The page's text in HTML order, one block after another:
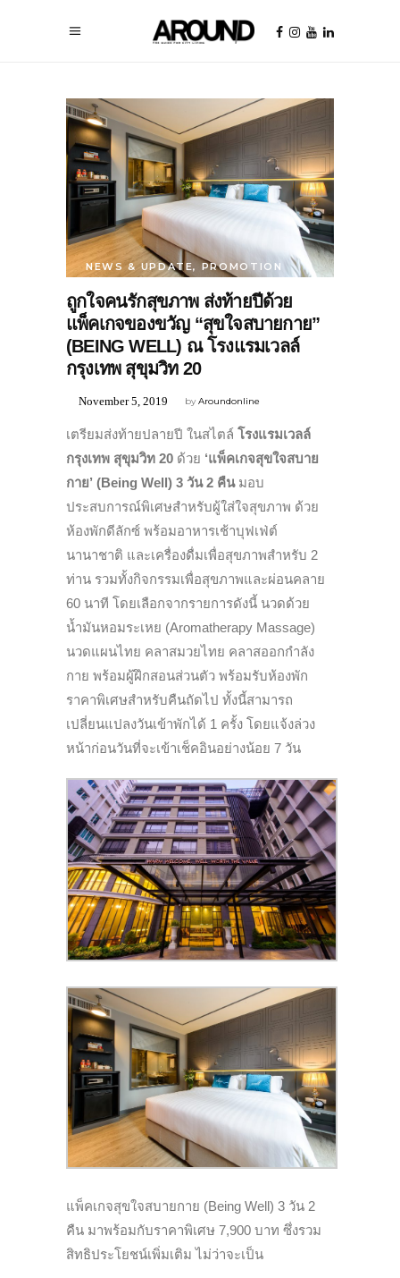
NEWS & UPDATE, PROMOTION
ถูกใจคนรักสุขภาพ ส่งท้ายปีด้วย
แพ็คเกจของขวัญ “สุขใจสบายกาย”
(BEING WELL) ณ โรงแรมเวลล์
กรุงเทพ สุขุมวิท 20
byAroundonline
November 5, 2019
เตรียมส่งท้ายปลายปี ในสไตล์ โรงแรมเวลล์
กรุงเทพ สุขุมวิท 20 ด้วย ‘แพ็คเกจสุขใจสบาย
กาย’ (Being Well) 3 วัน 2 คืนมอบ
ประสบการณ์พิเศษสำหรับผู้ใส่ใจสุขภาพ ด้วย
ห้องพักดีลักซ์ พร้อมอาหารเช้าบุฟเฟ่ต์
นานาชาติ และเครื่องดื่มเพื่อสุขภาพสำหรับ 2
ท่าน รวมทั้งกิจกรรมเพื่อสุขภาพและผ่อนคลาย
60 นาที โดยเลือกจากรายการดังนี้ นวดด้วย
น้ำมันหอมระเหย (Aromatherapy Massage)
นวดแผนไทย คลาสมวยไทย คลาสออกกำลัง
กาย พร้อมผู้ฝึกสอนส่วนตัว พร้อมรับห้องพัก
ราคาพิเศษสำหรับคืนถัดไป ทั้งนี้สามารถ
เปลี่ยนแปลงวันเข้าพักได้ 1 ครั้ง โดยแจ้งล่วง
หน้าก่อนวันที่จะเข้าเช็คอินอย่างน้อย 7 วัน
แพ็คเกจสุขใจสบายกาย (Being Well) 3 วัน 2
คืน มาพร้อมกับราคาพิเศษ 7,900 บาท ซึ่งรวม
สิทธิประโยชน์เพิ่มเติม ไม่ว่าจะเป็น